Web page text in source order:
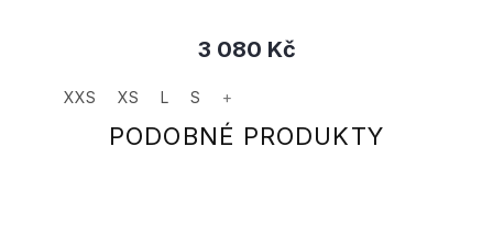
3 080 Kč
XXS XS L S +